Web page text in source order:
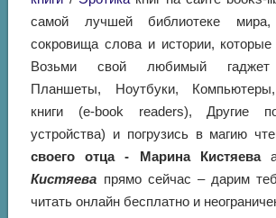
самой лучшей библиотеке
сокровища слова и истории, которые
Возьми свой любимый гаджет
Планшеты, Ноутбуки,
книги (e-book readers), Другие
устройства) и погрузись в магию
своего отца - Марина Кистяева
Кистяева прямо сейчас – дарим
читать онлайн бесплатно и